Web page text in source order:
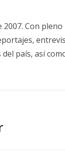
Con
país, así